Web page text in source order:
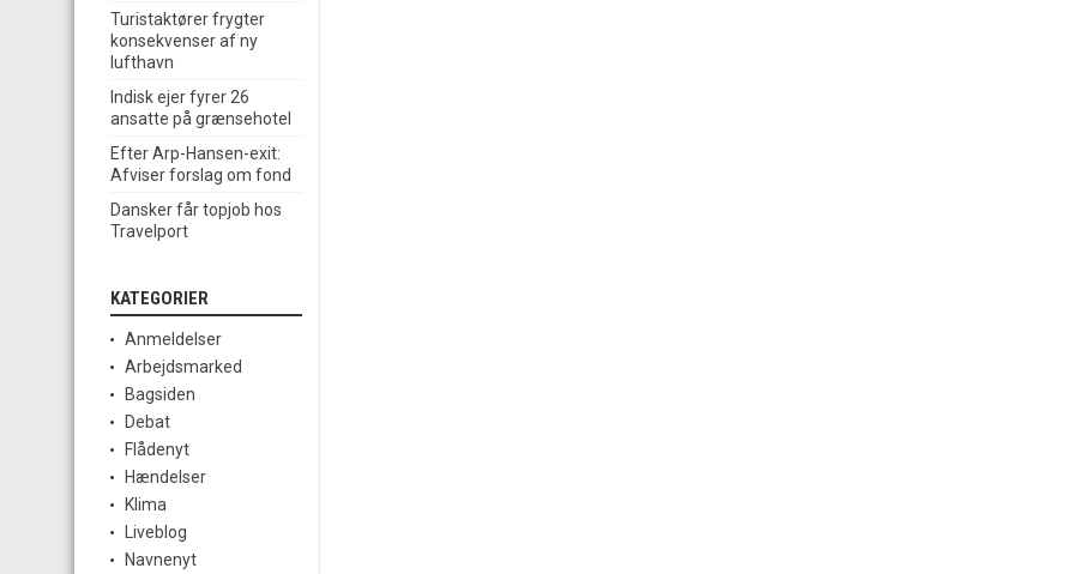
Turistaktører frygter
konsekvenser af ny
lufthavn
Indisk ejer fyrer 26
ansatte på grænsehotel
Efter Arp-Hansen-exit:
Afviser forslag om fond
Dansker får topjob hos
Travelport
KATEGORIER
Anmeldelser
Arbejdsmarked
Bagsiden
Debat
Flådenyt
Hændelser
Klima
Liveblog
Navnenyt